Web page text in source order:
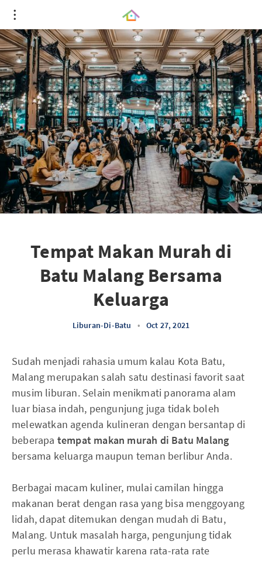
Tempat Makan Murah di
Batu Malang Bersama
Keluarga
Liburan-Di-Batu • Oct 27, 2021
Sudah menjadi rahasia umum kalau Kota Batu,
Malang merupakan salah satu destinasi favorit saat
musim liburan. Selain menikmati panorama alam
luar biasa indah, pengunjung juga tidak boleh
melewatkan agenda kulineran dengan bersantap di
beberapa tempat makan murah di Batu Malang
bersama keluarga maupun teman berlibur Anda.
Berbagai macam kuliner, mulai camilan hingga
makanan berat dengan rasa yang bisa menggoyang
lidah, dapat ditemukan dengan mudah di Batu,
Malang. Untuk masalah harga, pengunjung tidak
perlu merasa khawatir karena rata-rata rate